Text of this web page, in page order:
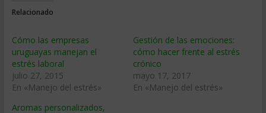
Relacionado
Cómo las empresas
uruguayas manejan el
estrés laboral
julio 27, 2015
En «Manejo del estrés»
Gestión de las emociones:
cómo hacer frente al estrés
crónico
mayo 17, 2017
En «Manejo del estrés»
Aromas personalizados,